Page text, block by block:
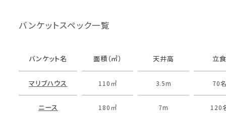
バンケットスペック一覧
バンケット名 面積（㎡） 天井高 立
マリブハウス 110㎡ 3.5m 70
ニース 180㎡ 7m 120